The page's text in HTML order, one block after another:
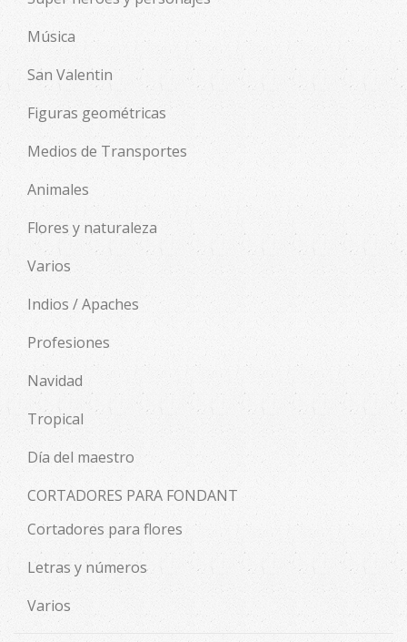
Música
San Valentin
Figuras geométricas
Medios de Transportes
Animales
Flores y naturaleza
Varios
Indios / Apaches
Profesiones
Navidad
Tropical
Día del maestro
CORTADORES PARA FONDANT
Cortadores para flores
Letras y números
Varios